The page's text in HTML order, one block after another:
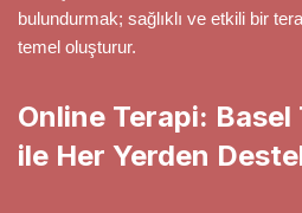
bulundurmak; sağlıklı ve etkili bir
temel oluşturur.
Online Terapi: Basel
ile Her Yerden